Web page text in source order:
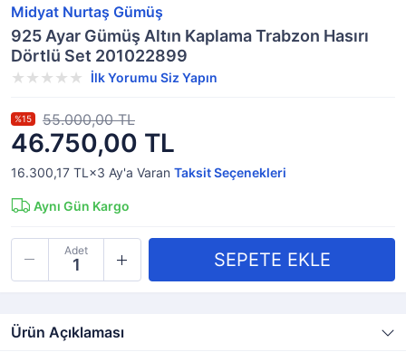
Midyat Nurtaş Gümüş
925 Ayar Gümüş Altın Kaplama Trabzon Hasırı
Dörtlü Set 201022899
İlk Yorumu Siz Yapın
46.750,00 TL
%15 55.000,00 TL
16.300,17 TL×3 Ay'a Varan Taksit Seçenekleri
Aynı Gün Kargo
Adet
Ürün Açıklaması